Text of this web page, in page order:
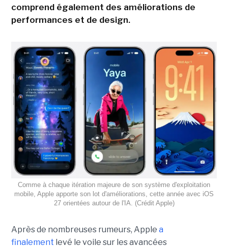
comprend également des améliorations de
performances et de design.
Comme à chaque itération majeure de son système d'exploitation
mobile, Apple apporte son lot d'améliorations, cette année avec iOS
27 orientées autour de l'IA. (Crédit Apple)
Après de nombreuses rumeurs, Apple a
finalement levé le voile sur les avancées